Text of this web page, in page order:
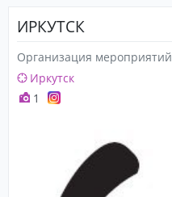
ИРКУТСК
Организация мероприятий
Иркутск
1